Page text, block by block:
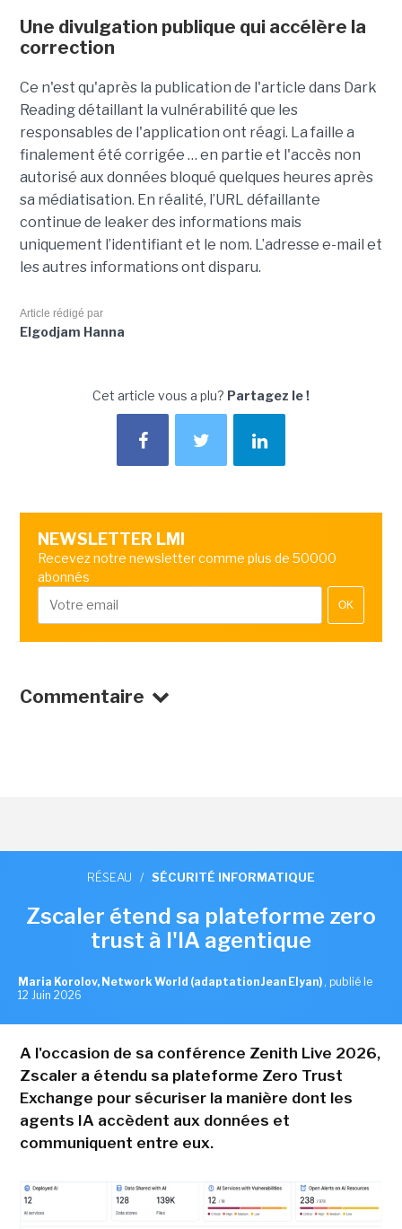
Une divulgation publique qui accélère la
correction
Ce n'est qu'après la publication de l'article dans Dark
Reading détaillant la vulnérabilité que les
responsables de l'application ont réagi. La faille a
finalement été corrigée … en partie et l'accès non
autorisé aux données bloqué quelques heures après
sa médiatisation. En réalité, l’URL défaillante
continue de leaker des informations mais
uniquement l’identifiant et le nom. L’adresse e-mail et
les autres informations ont disparu.
Article rédigé par
Elgodjam Hanna
Cet article vous a plu? Partagez le !
NEWSLETTER LMI
Recevez notre newsletter comme plus de 50000
abonnés
OK
Commentaire
RÉSEAU / SÉCURITÉ INFORMATIQUE
Zscaler étend sa plateforme zero
trust à l'IA agentique
Maria Korolov, Network World (adaptation Jean Elyan) , publié le
12 Juin 2026
A l'occasion de sa conférence Zenith Live 2026,
Zscaler a étendu sa plateforme Zero Trust
Exchange pour sécuriser la manière dont les
agents IA accèdent aux données et
communiquent entre eux.